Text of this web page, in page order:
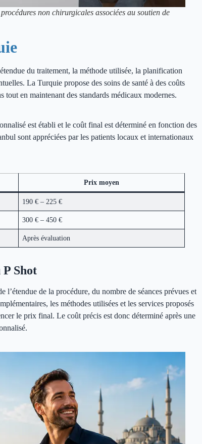
non chirurgicales associées au soutien de
du traitement, la méthode utilisée, la planification
La Turquie propose des soins de santé à des coûts
en maintenant des standards médicaux modernes.
est établi et le coût final est déterminé en fonction des
sont appréciées par les patients locaux et internationaux
Prix moyen
190 € – 225 €
300 € – 450 €
Après évaluation
Shot
de la procédure, du nombre de séances prévues et
les méthodes utilisées et les services proposés
le prix final. Le coût précis est donc déterminé après une